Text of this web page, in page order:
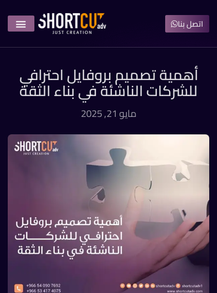
اتصل بنا
أهمية تصميم بروفايل احترافي
للشركات الناشئة في بناء الثقة
مايو 21, 2025